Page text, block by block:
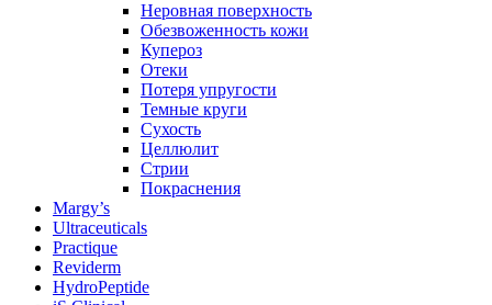
Неровная поверхность
Обезвоженность кожи
Купероз
Отеки
Потеря упругости
Темные круги
Сухость
Целлюлит
Стрии
Покраснения
Margy’s
Ultraceuticals
Practique
Reviderm
HydroPeptide